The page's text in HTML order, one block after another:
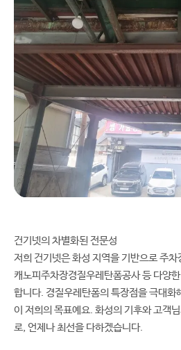
건기넷의 차별화된 전문성
저희 건기넷은 화성 지역을 기반으로 주
캐노피주차장경질우레탄폼공사 등 다양
합니다. 경질우레탄폼의 특장점을 극대화
이 저희의 목표예요. 화성의 기후와 고객
로, 언제나 최선을 다하겠습니다.